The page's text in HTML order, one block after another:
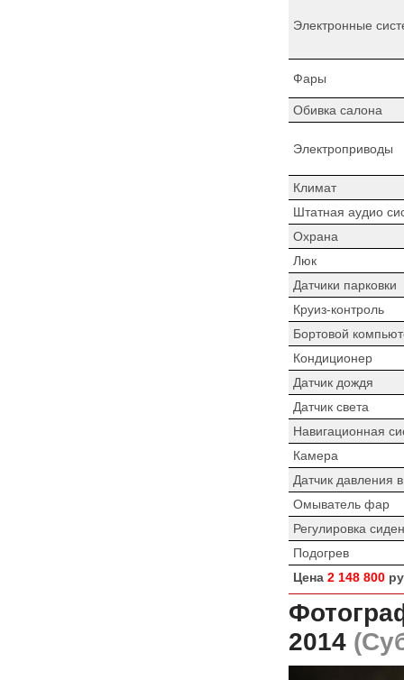
Электронные
Фары
Обивка салона
Электроприводы
Климат
Штатная аудио
Охрана
Люк
Датчики парковки
Круиз-контроль
Бортовой
Кондиционер
Датчик дождя
Датчик света
Навигационная
Камера
Датчик давления
Омыватель фар
Регулировка
Подогрев
Цена 2 148 800
2014